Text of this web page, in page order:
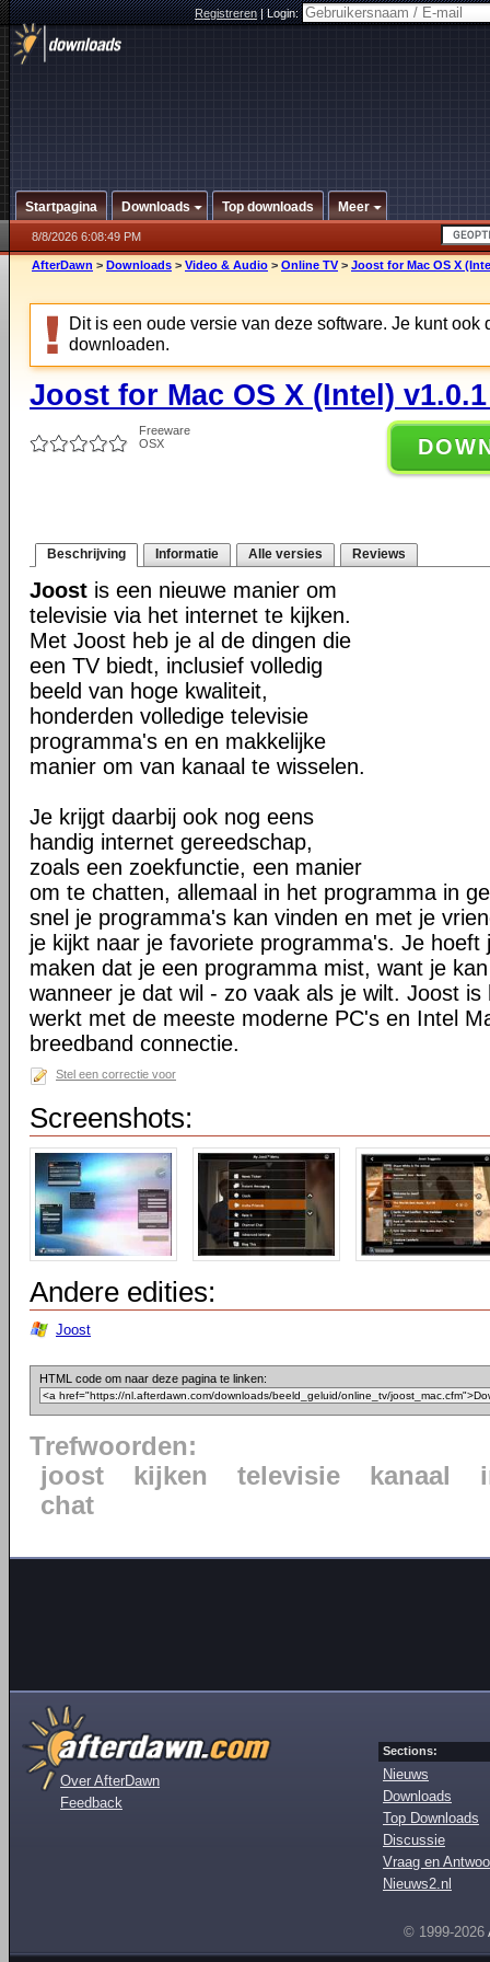
Registreren|Login:
Startpagina Downloads Top downloads Meer
8/8/2026 6:08:49 PM
AfterDawn > Downloads > Video & Audio > Online TV > Joost for Mac OS X
Dit is een oude versie van deze software. Je kunt ook
downloaden.
Joost for Mac OS X (Intel)
Freeware
OSX
Beschrijving Informatie Alle versies Reviews
Joost is een nieuwe manier om
televisie via het internet te kijken.
Met Joost heb je al de dingen die
een TV biedt, inclusief volledig
beeld van hoge kwaliteit,
honderden volledige televisie
programma's en en makkelijke
manier om van kanaal te wisselen.
Je krijgt daarbij ook nog eens
handig internet gereedschap,
zoals een zoekfunctie, een manier
om te chatten, allemaal in het programma in
snel je programma's kan vinden en met je
je kijkt naar je favoriete programma's. Je
maken dat je een programma mist, want je
wanneer je dat wil - zo vaak als je wilt. Joost is
werkt met de meeste moderne PC's en Intel
breedband connectie.
Stel een correctie voor
Screenshots:
Andere edities:
Joost
HTML code om naar deze pagina te linken:
Trefwoorden:
joost
kijken televisie kanaal
chat
Over AfterDawn
Feedback
Sections:
Nieuws
Downloads
Top Downloads
Discussie
Vraag en
Nieuws2.nl
© 1999-2026